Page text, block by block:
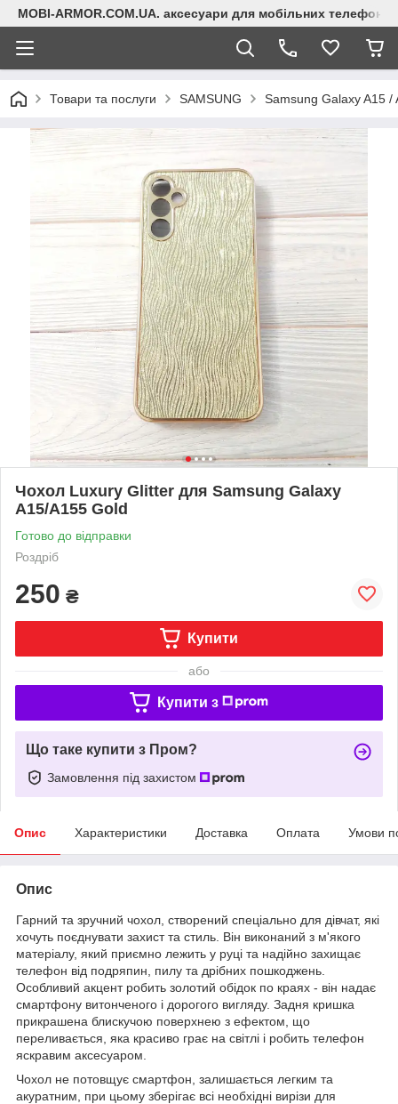
MOBI-ARMOR.COM.UA. аксесуари для мобільних телефонів
Товари та послуги SAMSUNG Samsung Galaxy A15 /
Чохол Luxury Glitter для Samsung Galaxy
A15/A155 Gold
Готово до відправки
Роздріб
250 ₴
Купити
або
Купити з
Що таке купити з Пром?
Замовлення під захистом
Опис Характеристики Доставка Оплата Умови
Опис
Гарний та зручний чохол, створений спеціально для дівчат, які
хочуть поєднувати захист та стиль. Він виконаний з м'якого
матеріалу, який приємно лежить у руці та надійно захищає
телефон від подряпин, пилу та дрібних пошкоджень.
Особливий акцент робить золотий обідок по краях - він надає
смартфону витонченого і дорогого вигляду. Задня кришка
прикрашена блискучою поверхнею з ефектом, що
переливається, яка красиво грає на світлі і робить телефон
яскравим аксесуаром.
Чохол не потовщує смартфон, залишається легким та
акуратним, при цьому зберігає всі необхідні вирізи для